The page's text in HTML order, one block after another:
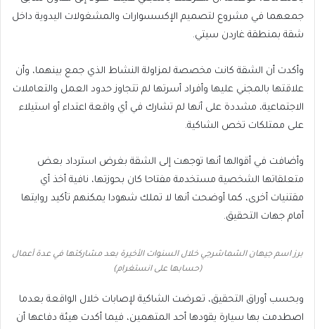
جمعهما في مشروع لتصميم الإكسسوارات والمشغولات اليدوية داخل
شقة بمنطقة غاردن سيتي.
وأكدت أن الشقة كانت مخصصة لمزاولة النشاط الذي جمع بينهما، وأن
علاقتها بالمجني عليها وأفراد أسرتها لم تتجاوز حدود العمل والتعاملات
الاجتماعية، مشددة على أنها لم تشارك في أي واقعة اعتداء أو استيلاء
على ممتلكات تخص الشاكية.
وأضافت في أقوالها أنها توجهت إلى الشقة بغرض استرداد بعض
متعلقاتها الشخصية مستخدمة مفتاحا كان بحوزتها، نافية أخذ أي
مقتنيات أخرى، كما أوضحت أنها لا تملك شهودا يمكنهم تأكيد روايتها
أمام جهات التحقيق.
برز اسم جيهان الشماشرجي خلال السنوات الأخيرة بعد مشاركتها في عدة أعمال
(حسابها على انستغرام)
وبحسب أوراق التحقيق، تعرضت الشاكية لإصابات خلال الواقعة بعدما
اصطدمت بها سيارة يقودها أحد المتهمين، فيما أكدت هيئة دفاعها أن